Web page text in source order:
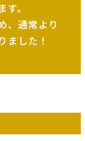
。
通常より
ました！